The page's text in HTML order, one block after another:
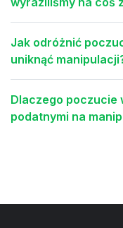
Jak odróżnić
uniknąć
Dlaczego poczucie
podatnymi na